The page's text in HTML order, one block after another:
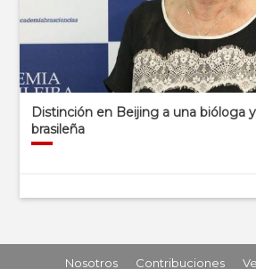
Distinción en Beijing a una bióloga
brasileña
Nosotros Contribuciones